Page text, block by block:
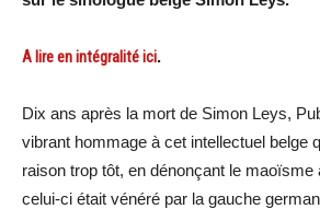
A lire en intégralité ici.
Dix ans après la mort de Simon Leys,
vibrant hommage à cet intellectuel belge
raison trop tôt, en dénonçant le maoïsme
celui-ci était vénéré par la gauche